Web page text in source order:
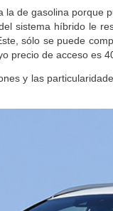
la de gasolina
sistema híbrido le
sólo se puede
precio de acceso es
y las